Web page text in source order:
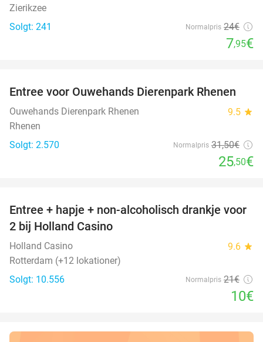
Zierikzee
Solgt: 241
Normalpris 24€
7,95€
19%
Entree voor Ouwehands Dierenpark Rhenen
Ouwehands Dierenpark Rhenen 9.5 star
Rhenen
Solgt: 2.570
Normalpris 31,50€
25,50€
52%
Entree + hapje + non-alcoholisch drankje voor
2 bij Holland Casino
Holland Casino 9.6 star
Rotterdam (+12 lokationer)
Solgt: 10.556
Normalpris 21€
10€